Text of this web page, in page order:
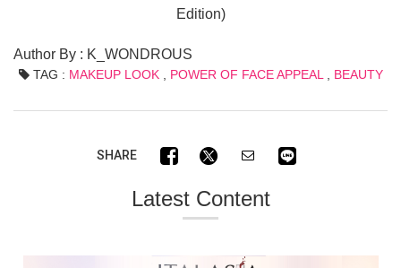
Edition)
Author By : K_WONDROUS
TAG : MAKEUP LOOK, POWER OF FACE APPEAL BEAUTY
SHARE
Latest Content